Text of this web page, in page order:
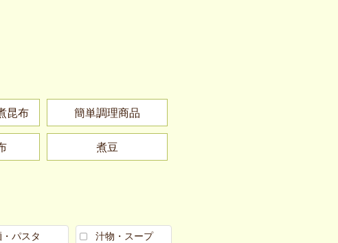
昆布 簡単調理商品
煮豆
・パスタ 汁物・スープ